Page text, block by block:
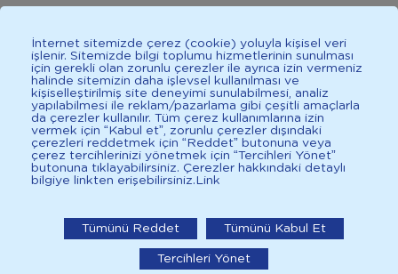
danışınız. Bu sitede yayınlanan bilgiler hekim tavsiyesi
yerine geçmez. En doğru bilgi için doktorunuza danışınız.
Sağlıklı yaşam için dengeli, çeşitli beslenilmelidir. *D vitamini
çocuklarda bağışıklık sisteminin normal işlevine katkıda
bulunur.
İnternet sitemizde çerez (cookie) yoluyla kişisel veri
işlenir. Sitemizde bilgi toplumu hizmetlerinin sunulması
için gerekli olan zorunlu çerezler ile ayrıca izin vermeniz
halinde sitemizin daha işlevsel kullanılması ve
kişiselleştirilmiş site deneyimi sunulabilmesi, analiz
yapılabilmesi ile reklam/pazarlama gibi çeşitli amaçlarla
da çerezler kullanılır. Tüm çerez kullanımlarına izin
vermek için “Kabul et”, zorunlu çerezler dışındaki
çerezleri reddetmek için “Reddet” butonuna veya
çerez tercihlerinizi yönetmek için “Tercihleri Yönet”
butonuna tıklayabilirsiniz. Çerezler hakkındaki detaylı
bilgiye linkten erişebilirsiniz. Link
Tümünü Reddet Tümünü Kabul Et
Tercihleri Yönet